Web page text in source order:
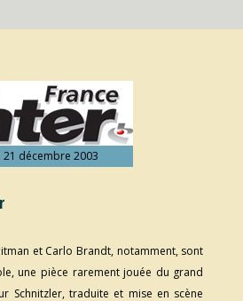
21 décembre 2003
et Carlo Brandt, notamment, sont
une pièce rarement jouée du grand
Schnitzler, traduite et mise en scène